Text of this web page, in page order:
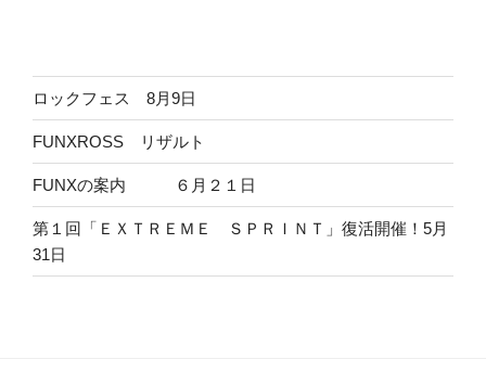
シ
ョ
ン
ロックフェス 8月9日
FUNXROSS リザルト
FUNXの案内 ６月２１日
第１回「ＥＸＴＲＥＭＥ ＳＰＲＩＮＴ」復活開催！5月
31日